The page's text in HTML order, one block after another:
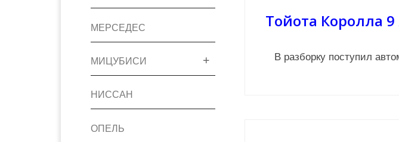
Тойота Королла 9
В разборку поступил
МЕРСЕДЕС
МИЦУБИСИ
НИССАН
ОПЕЛЬ